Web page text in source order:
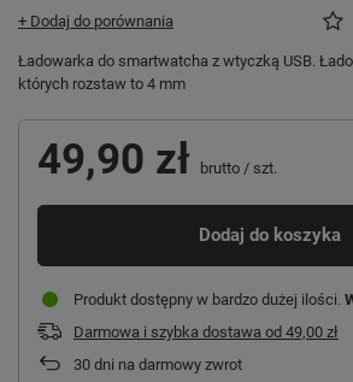
+ Dodaj do porównania
Ładowarka do smartwatcha z wtyczką USB.
których rozstaw to 4 mm
49,90 zł brutto / szt.
Dodaj do koszyka
Produkt dostępny w bardzo dużej ilości
Darmowa i szybka dostawa od 49,00 zł
30 dni na darmowy zwrot